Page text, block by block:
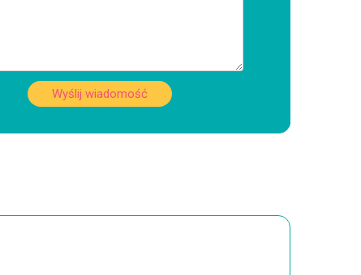
Wyślij wiadomość